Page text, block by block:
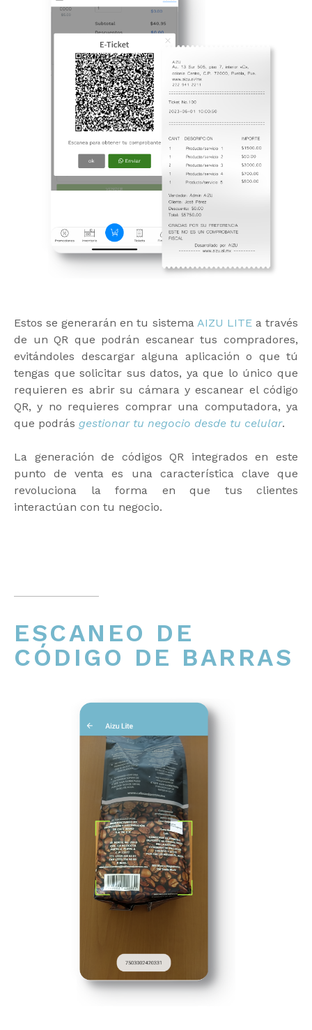
Estos se generarán en tu sistema AIZU LITEa través
de un QR que podrán escanear tus compradores,
evitándoles descargar alguna aplicación o que tú
tengas que solicitar sus datos, ya que lo único que
requieren es abrir su cámara y escanear el código
QR, y no requieres comprar una computadora, ya
que podrás gestionar tu negocio desde tu celular.
La generación de códigos QR integrados en este
punto de venta es una característica clave que
revoluciona la forma en que tus clientes
interactúan con tu negocio.
ESCANEO DE
CÓDIGO DE BARRAS